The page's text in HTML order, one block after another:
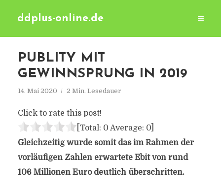
ddplus-online.de
PUBLITY MIT
GEWINNSPRUNG IN 2019
14. Mai 2020 2 Min. Lesedauer
Click to rate this post!
[Total: 0 Average: 0]
Gleichzeitig wurde somit das im Rahmen der
vorläufigen Zahlen erwartete Ebit von rund
106 Millionen Euro deutlich überschritten.